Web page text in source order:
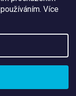
Více